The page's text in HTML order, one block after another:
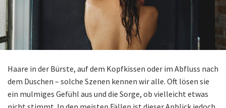
Haare in der Bürste, auf dem Kopfkissen oder im Abfluss nach
dem Duschen – solche Szenen kennen wir alle. Oft lösen sie
ein mulmiges Gefühl aus und die Sorge, ob vielleicht etwas